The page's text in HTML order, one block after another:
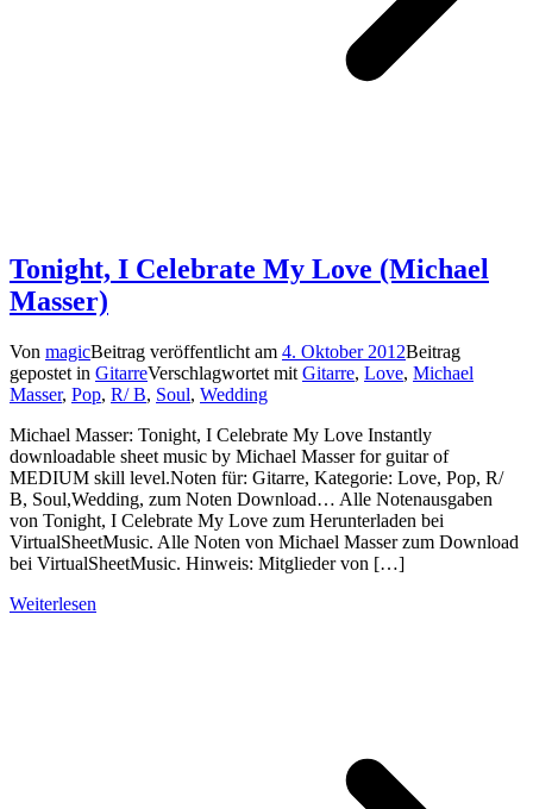
Tonight, I Celebrate My Love (Michael
Masser)
Von magicBeitrag veröffentlicht am 4. Oktober 2012Beitrag
gepostet in GitarreVerschlagwortet mit Gitarre, Love, Michael
Masser, Pop, R/ B, Soul, Wedding
Michael Masser: Tonight, I Celebrate My Love Instantly
downloadable sheet music by Michael Masser for guitar of
MEDIUM skill level.Noten für: Gitarre, Kategorie: Love, Pop, R/
B, Soul,Wedding, zum Noten Download… Alle Notenausgaben
von Tonight, I Celebrate My Love zum Herunterladen bei
VirtualSheetMusic. Alle Noten von Michael Masser zum Download
bei VirtualSheetMusic. Hinweis: Mitglieder von […]
Weiterlesen